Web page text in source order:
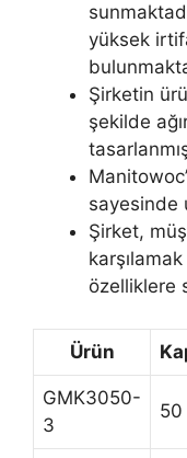
yüksek
Şirketin
şekilde
sayesinde
Şirket,
özelliklere
Ürün
GMK3050-
3
50